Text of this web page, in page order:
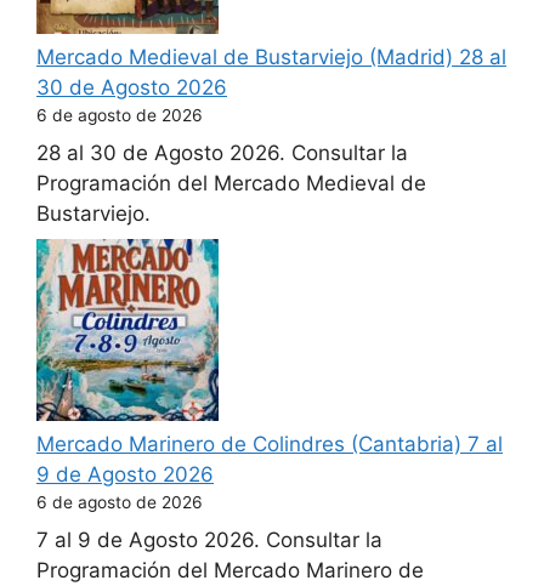
Mercado Medieval de Bustarviejo (Madrid) 28 al
30 de Agosto 2026
6 de agosto de 2026
28 al 30 de Agosto 2026. Consultar la
Programación del Mercado Medieval de
Bustarviejo.
Mercado Marinero de Colindres (Cantabria) 7 al
9 de Agosto 2026
6 de agosto de 2026
7 al 9 de Agosto 2026. Consultar la
Programación del Mercado Marinero de